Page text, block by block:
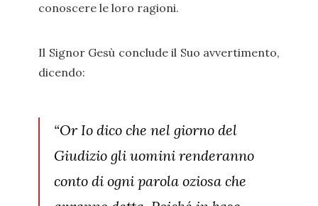
conoscere le loro ragioni.
Il Signor Gesù conclude il Suo avvertimento,
dicendo:
“Or Io dico che nel giorno del
Giudizio gli uomini renderanno
conto di ogni parola oziosa che